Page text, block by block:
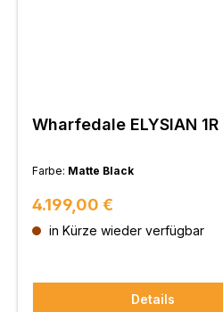
Wharfedale ELYSIAN 1R
Farbe: Matte Black
Regulärer Preis:
4.199,00 €
in Kürze wieder verfügbar
Details